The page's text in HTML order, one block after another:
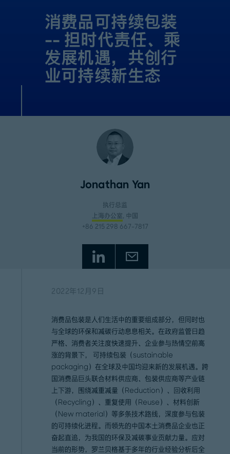
消费品可持续包装
-- 担时代责任、乘
发展机遇，共创行
业可持续新生态
Jonathan Yan
执行总监
上海办公室, 中国
+86 215 298 667-7817
2022年12月9日
消费品包装是人们生活中的重要组成部分，但同时也
与全球的环保和减碳行动息息相关。在政府监管日趋
严格、消费者关注度快速提升、企业参与热情空前高
涨的背景下， 可持续包装（sustainable
packaging）在全球及中国均迎来新的发展机遇。跨
国消费品巨头联合材料供应商、包装供应商等产业链
上下游，围绕减重减量（Reduction）、回收利用
（Recycling）、重复使用（Reuse）、材料创新
（New material）等多条技术路线，深度参与包装
的可持续化进程。而领先的中国本土消费品企业也正
奋起直追，为我国的环保及减碳事业贡献力量。应对
当前的形势，罗兰贝格基于多年的行业经验分析后全